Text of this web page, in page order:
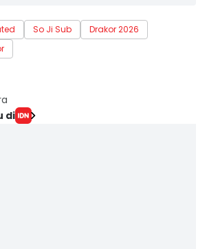
So Ji Sub
Drakor 2026
di